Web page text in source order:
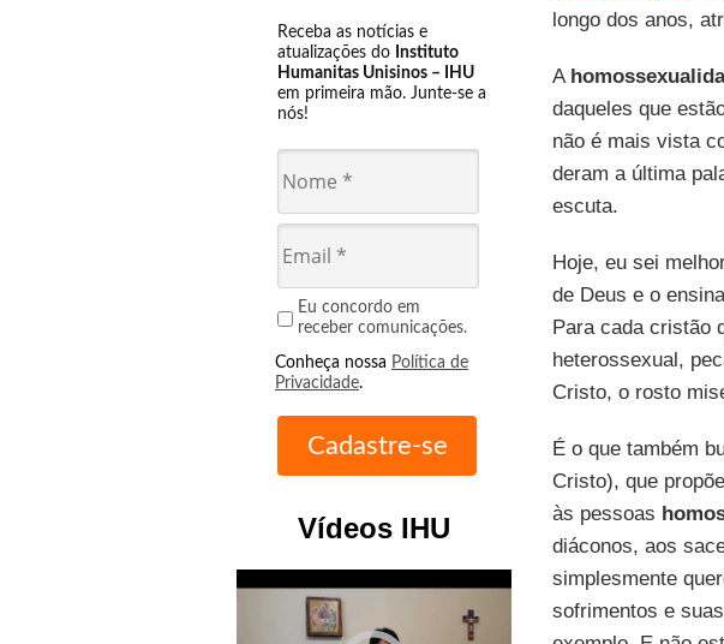
Receba as notícias e
atualizações do Instituto
Humanitas Unisinos – IHU
em primeira mão. Junte-se a
nós!
Eu concordo em
receber comunicações.
Conheça nossa Política de
Privacidade.
Vídeos IHU
longo dos anos,
A
daqueles que
não é mais vista
deram a última
escuta.
Hoje, eu sei
de Deus e o
Para cada cristão
heterossexual,
Cristo, o rosto
É o que também
Cristo), que
às pessoas
diáconos, aos
simplesmente
sofrimentos e